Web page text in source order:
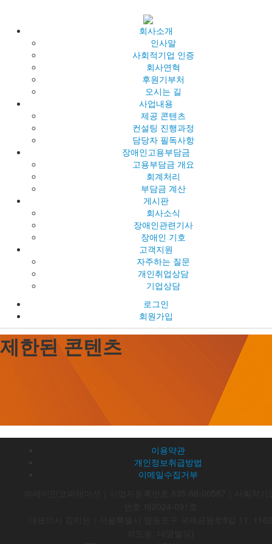
회사소개
인사말
사회적기업 인증
회사연혁
후원기부처
오시는 길
사업내용
제공 콘텐츠
컨설팅 진행과정
담당자 필독사항
장애인고용부담금
고용부담금 개요
회계처리
부담금 계산
게시판
회사소식
장애인관련기사
장애인 기호
고객지원
자주하는 질문
개인취업상담
기업상담
로그인
회원가입
제한된 콘텐츠
이용약관
개인정보취급방법
이메일수집거부